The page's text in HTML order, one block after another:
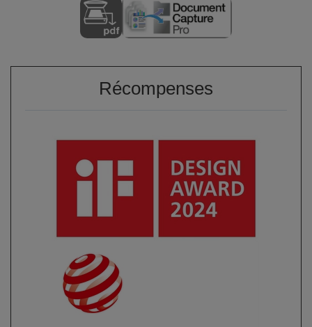
Récompenses